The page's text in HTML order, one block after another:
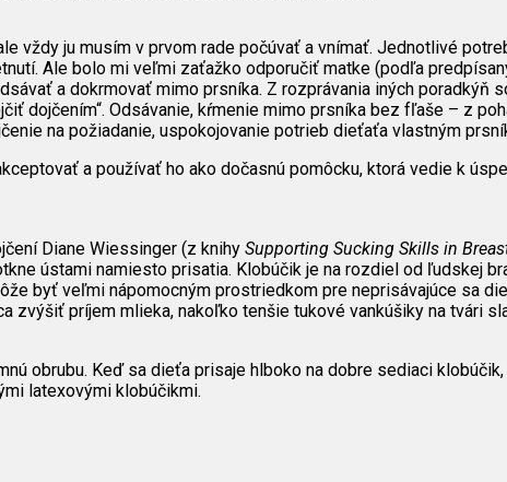
vždy ju musím v prvom rade počúvať a vnímať. Jednotlivé
Ale bolo mi veľmi zaťažko odporučiť matke (podľa
a dokrmovať mimo prsníka. Z rozprávania iných poradkýň
dojčením“. Odsávanie, kŕmenie mimo prsníka bez fľaše – z
na požiadanie, uspokojovanie potrieb dieťaťa vlastným
a používať ho ako dočasnú pomôcku, ktorá vedie k
Diane Wiessinger (z knihy Supporting Sucking Skills in
ústami namiesto prisatia. Klobúčik je na rozdiel od ľudskej
byť veľmi nápomocným prostriedkom pre neprisávajúce sa
zvýšiť príjem mlieka, nakoľko tenšie tukové vankúšiky na tvári
obrubu. Keď sa dieťa prisaje hlboko na dobre sediaci
latexovými klobúčikmi.